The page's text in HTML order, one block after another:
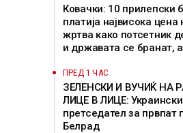
Ковачки: 10 прилепски
платија највисока цена
жртва како потсетник
и државата се бранат,
ПРЕД 1 ЧАС
ЗЕЛЕНСКИ И ВУЧИЌ НА
ЛИЦЕ В ЛИЦЕ:
претседател за првпат
Белрад